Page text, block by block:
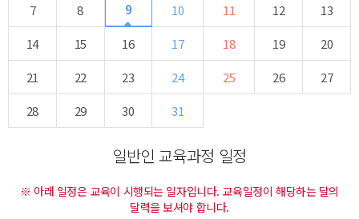
7
8 9 10 11 12
13
14
15 16 17 18 19
20
21
22 23 24 25 26
27
28
29 30 31
일반인 교육과정 일정
※ 아래 일정은 교육이 시행되는 일자입니다. 교육일정이 해당하는 달의
달력을 보셔야 합니다.